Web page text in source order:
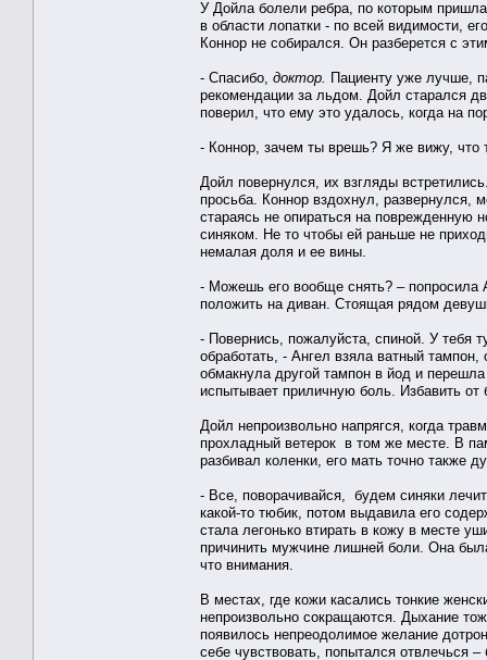
У Дойла болели ребра, по которым
в области лопатки - по всей видимости,
Коннор не собирался. Он разберется с
- Спасибо, доктор. Пациенту уже лучше,
рекомендации за льдом. Дойл старался
поверил, что ему это удалось, когда на
- Коннор, зачем ты врешь? Я же вижу,
Дойл повернулся, их взгляды
просьба. Коннор вздохнул, развернулся,
стараясь не опираться на поврежденную
синяком. Не то чтобы ей раньше не
немалая доля и ее вины.
- Можешь его вообще снять? – попросила
положить на диван. Стоящая рядом
- Повернись, пожалуйста, спиной. У тебя
обработать, - Ангел взяла ватный
обмакнула другой тампон в йод и
испытывает приличную боль. Избавить
Дойл непроизвольно напрягся, когда
прохладный ветерок в том же месте. В
разбивал коленки, его мать точно также
- Все, поворачивайся, будем синяки
какой-то тюбик, потом выдавила его
стала легонько втирать в кожу в месте
причинить мужчине лишней боли. Она
что внимания.
В местах, где кожи касались тонкие
непроизвольно сокращаются. Дыхание
появилось непреодолимое желание
себе чувствовать, попытался отвлечься